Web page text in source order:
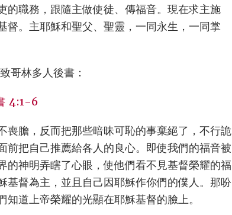
的職務，跟隨主做使徒、傳福音。現在求主施
。主耶穌和聖父、聖靈，一同永生，一同掌
哥林多人後書：
4:1-6
喪膽，反而把那些暗昧可恥的事棄絕了，不行詭
把自己推薦給各人的良心。即使我們的福音被
神明弄瞎了心眼，使他們看不見基督榮耀的福
督為主，並且自己因耶穌作你們的僕人。那吩
道上帝榮耀的光顯在耶穌基督的臉上。